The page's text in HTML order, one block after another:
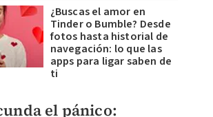
¿Buscas el amor en
Tinder o Bumble? Desde
fotos hasta historial de
navegación: lo que las
apps para ligar saben de
ti
el pánico: